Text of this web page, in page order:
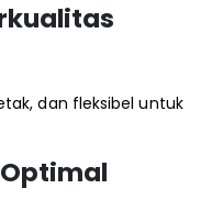
dan fleksibel untuk